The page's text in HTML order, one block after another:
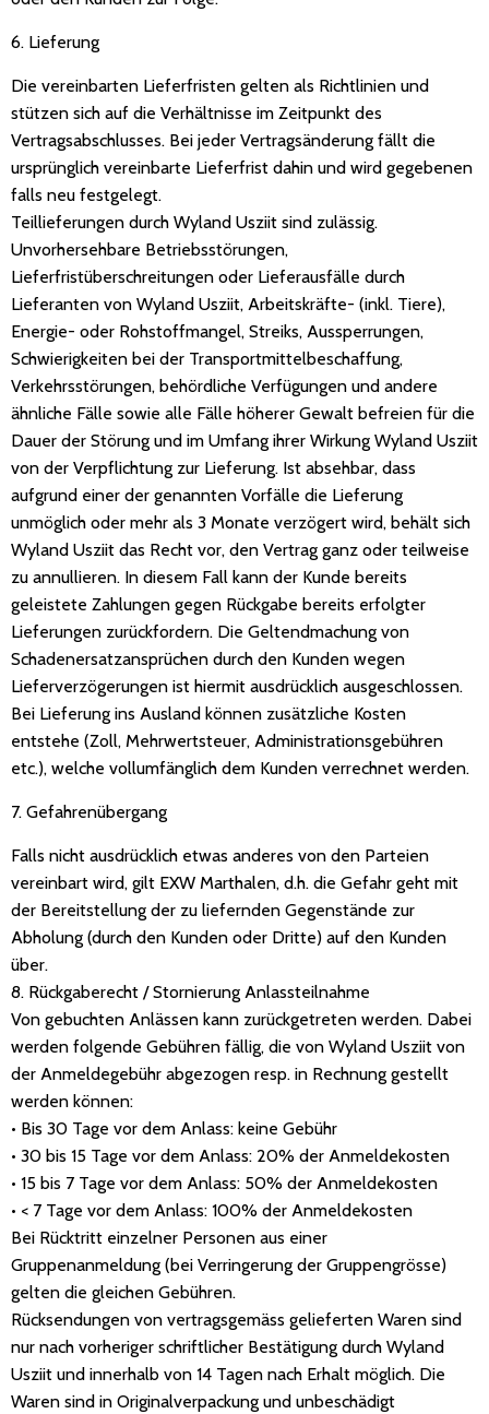
6. Lieferung
Die vereinbarten Lieferfristen gelten als Richtlinien und
stützen sich auf die Verhältnisse im Zeitpunkt des
Vertragsabschlusses. Bei jeder Vertragsänderung fällt die
ursprünglich vereinbarte Lieferfrist dahin und wird gegebenen
falls neu festgelegt.
Teillieferungen durch Wyland Usziit sind zulässig.
Unvorhersehbare Betriebsstörungen,
Lieferfristüberschreitungen oder Lieferausfälle durch
Lieferanten von Wyland Usziit, Arbeitskräfte- (inkl. Tiere),
Energie- oder Rohstoffmangel, Streiks, Aussperrungen,
Schwierigkeiten bei der Transportmittelbeschaffung,
Verkehrsstörungen, behördliche Verfügungen und andere
ähnliche Fälle sowie alle Fälle höherer Gewalt befreien für die
Dauer der Störung und im Umfang ihrer Wirkung Wyland Usziit
von der Verpflichtung zur Lieferung. Ist absehbar, dass
aufgrund einer der genannten Vorfälle die Lieferung
unmöglich oder mehr als 3 Monate verzögert wird, behält sich
Wyland Usziit das Recht vor, den Vertrag ganz oder teilweise
zu annullieren. In diesem Fall kann der Kunde bereits
geleistete Zahlungen gegen Rückgabe bereits erfolgter
Lieferungen zurückfordern. Die Geltendmachung von
Schadenersatzansprüchen durch den Kunden wegen
Lieferverzögerungen ist hiermit ausdrücklich ausgeschlossen.
Bei Lieferung ins Ausland können zusätzliche Kosten
entstehe (Zoll, Mehrwertsteuer, Administrationsgebühren
etc.), welche vollumfänglich dem Kunden verrechnet werden.
7. Gefahrenübergang
Falls nicht ausdrücklich etwas anderes von den Parteien
vereinbart wird, gilt EXW Marthalen, d.h. die Gefahr geht mit
der Bereitstellung der zu liefernden Gegenstände zur
Abholung (durch den Kunden oder Dritte) auf den Kunden
über.
8. Rückgaberecht / Stornierung Anlassteilnahme
Von gebuchten Anlässen kann zurückgetreten werden. Dabei
werden folgende Gebühren fällig, die von Wyland Usziit von
der Anmeldegebühr abgezogen resp. in Rechnung gestellt
werden können:
• Bis 30 Tage vor dem Anlass: keine Gebühr
• 30 bis 15 Tage vor dem Anlass: 20% der Anmeldekosten
• 15 bis 7 Tage vor dem Anlass: 50% der Anmeldekosten
• < 7 Tage vor dem Anlass: 100% der Anmeldekosten
Bei Rücktritt einzelner Personen aus einer
Gruppenanmeldung (bei Verringerung der Gruppengrösse)
gelten die gleichen Gebühren.
Rücksendungen von vertragsgemäss gelieferten Waren sind
nur nach vorheriger schriftlicher Bestätigung durch Wyland
Usziit und innerhalb von 14 Tagen nach Erhalt möglich. Die
Waren sind in Originalverpackung und unbeschädigt